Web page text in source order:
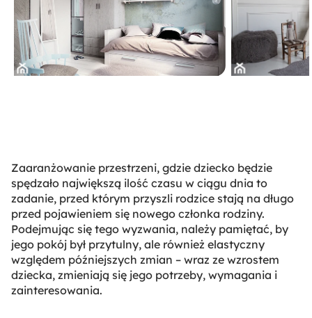
Zaaranżowanie przestrzeni, gdzie dziecko będzie
spędzało największą ilość czasu w ciągu dnia to
zadanie, przed którym przyszli rodzice stają na długo
przed pojawieniem się nowego członka rodziny.
Podejmując się tego wyzwania, należy pamiętać, by
jego pokój był przytulny, ale również elastyczny
względem późniejszych zmian – wraz ze wzrostem
dziecka, zmieniają się jego potrzeby, wymagania i
zainteresowania.